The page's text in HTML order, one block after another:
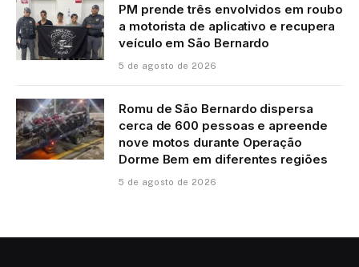
PM prende três envolvidos em roubo
a motorista de aplicativo e recupera
veículo em São Bernardo
5 de agosto de 2026
Romu de São Bernardo dispersa
cerca de 600 pessoas e apreende
nove motos durante Operação
Dorme Bem em diferentes regiões
5 de agosto de 2026